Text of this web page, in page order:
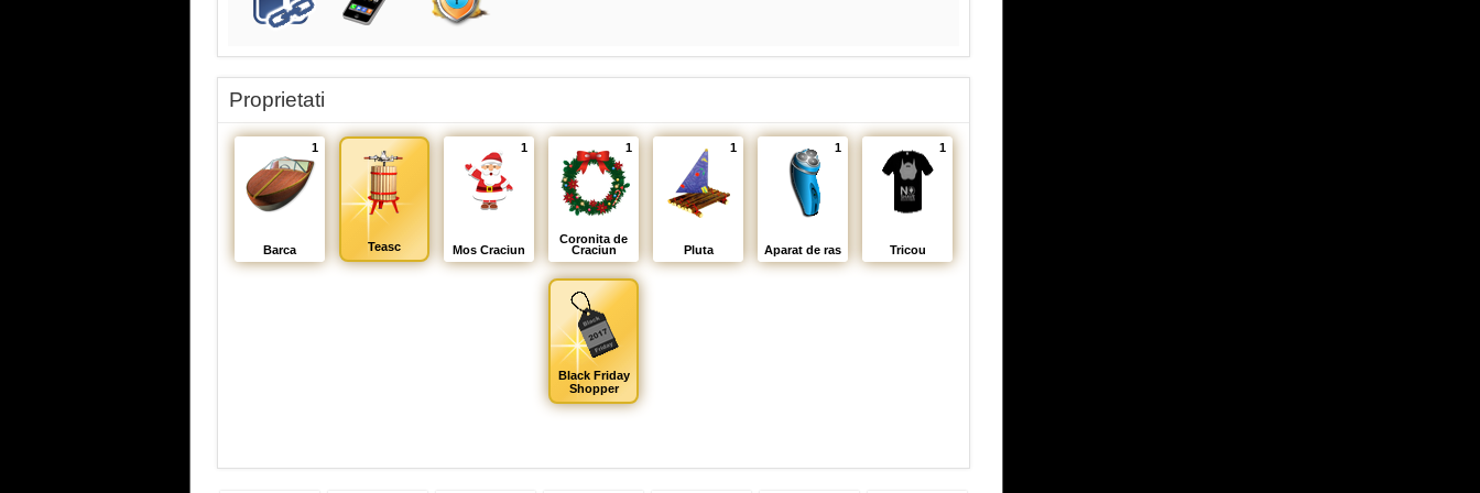
Proprietati
1
Barca Teasc
1
Mos Craciun
1
Coronita de
Craciun
1
Pluta
1
Aparat de ras
1
Tricou
Black Friday
Shopper